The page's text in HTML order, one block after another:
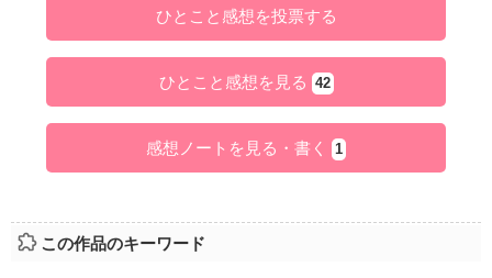
ひとこと感想を投票する
ひとこと感想を見る 42
感想ノートを見る・書く 1
この作品のキーワード